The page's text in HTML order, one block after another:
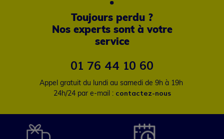
Toujours perdu ?
Nos experts sont à votre
service
01 76 44 10 60
Appel gratuit du lundi au samedi de 9h à 19h
24h/24 par e-mail : contactez-nous